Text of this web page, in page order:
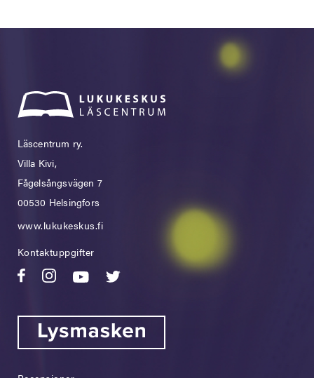
Läscentrum ry.
Villa Kivi,
Fågelsångsvägen 7
00530 Helsingfors
www.lukukeskus.fi
Kontaktuppgifter